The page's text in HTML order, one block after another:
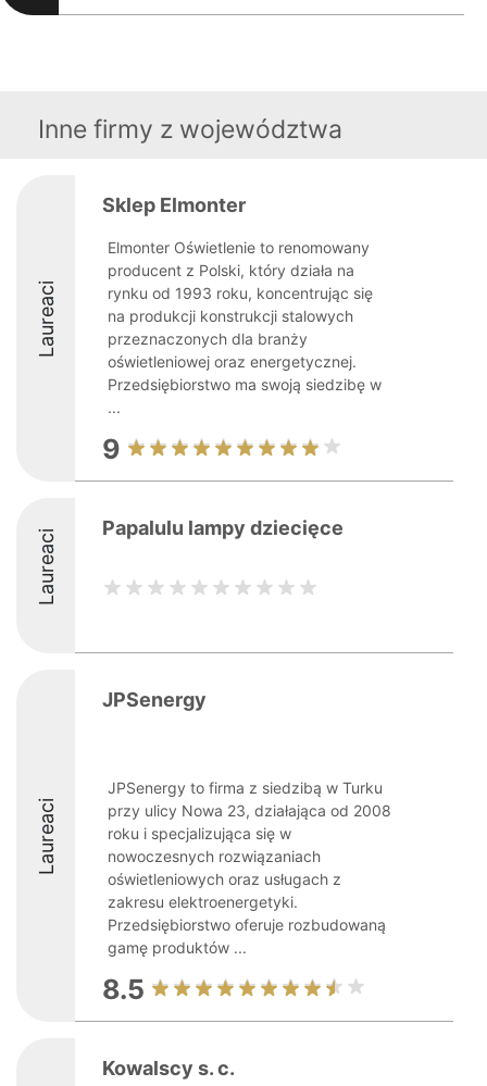
Inne firmy z województwa
Laureaci
Sklep Elmonter
Elmonter Oświetlenie to renomowany
producent z Polski, który działa na
rynku od 1993 roku, koncentrując się
na produkcji konstrukcji stalowych
przeznaczonych dla branży
oświetleniowej oraz energetycznej.
Przedsiębiorstwo ma swoją siedzibę w
...
9
Laureaci Papalulu lampy dziecięce
Laureaci
JPSenergy
JPSenergy to firma z siedzibą w Turku
przy ulicy Nowa 23, działająca od 2008
roku i specjalizująca się w
nowoczesnych rozwiązaniach
oświetleniowych oraz usługach z
zakresu elektroenergetyki.
Przedsiębiorstwo oferuje rozbudowaną
gamę produktów ...
8.5
Kowalscy s. c.